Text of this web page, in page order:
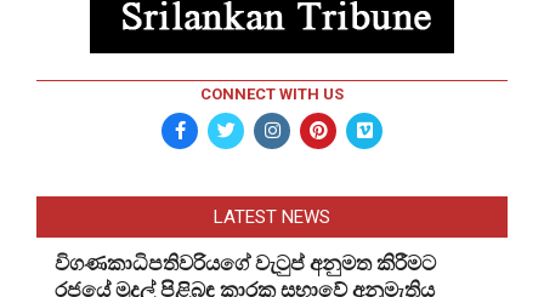
CONNECT WITH US
LATEST NEWS
විගණකාධිපතිවරියගේ වැටුප් අනුමත කිරීමට
රජයේ මුදල් පිළිබඳ කාරක සභාවේ අනුමැතිය